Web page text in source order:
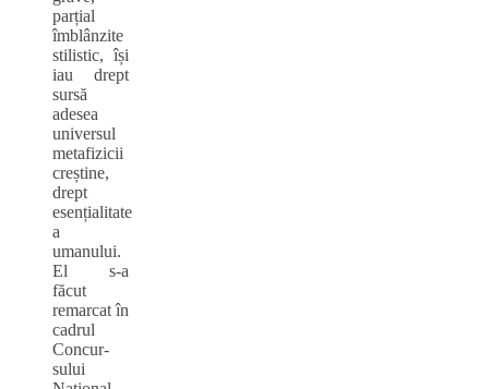
parțial
îmblânzite
stilistic, își
iau drept
sursă
adesea
universul
metafizicii
creștine,
drept
esențialitate
a
umanului.
El s-a
făcut
remarcat în
cadrul
Concur-
sului